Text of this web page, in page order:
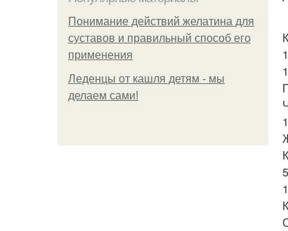
Понимание действий желатина для
суставов и правильный способ его
применения
Леденцы от кашля детям - мы
делаем сами!